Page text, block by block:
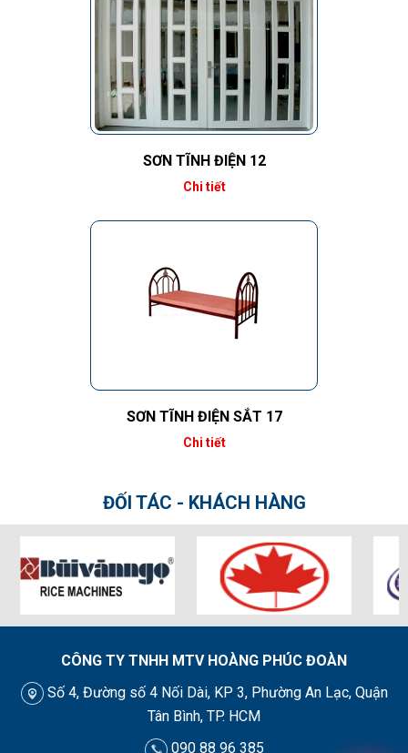
SƠN TĨNH ĐIỆN 12
Chi tiết
SƠN TĨNH ĐIỆN SẮT 17
Chi tiết
ĐỐI TÁC - KHÁCH HÀNG
CÔNG TY TNHH MTV HOÀNG PHÚC ĐOÀN
Số 4, Đường số 4 Nối Dài, KP 3, Phường An Lạc, Quận
Tân Bình, TP. HCM
090 88 96 385